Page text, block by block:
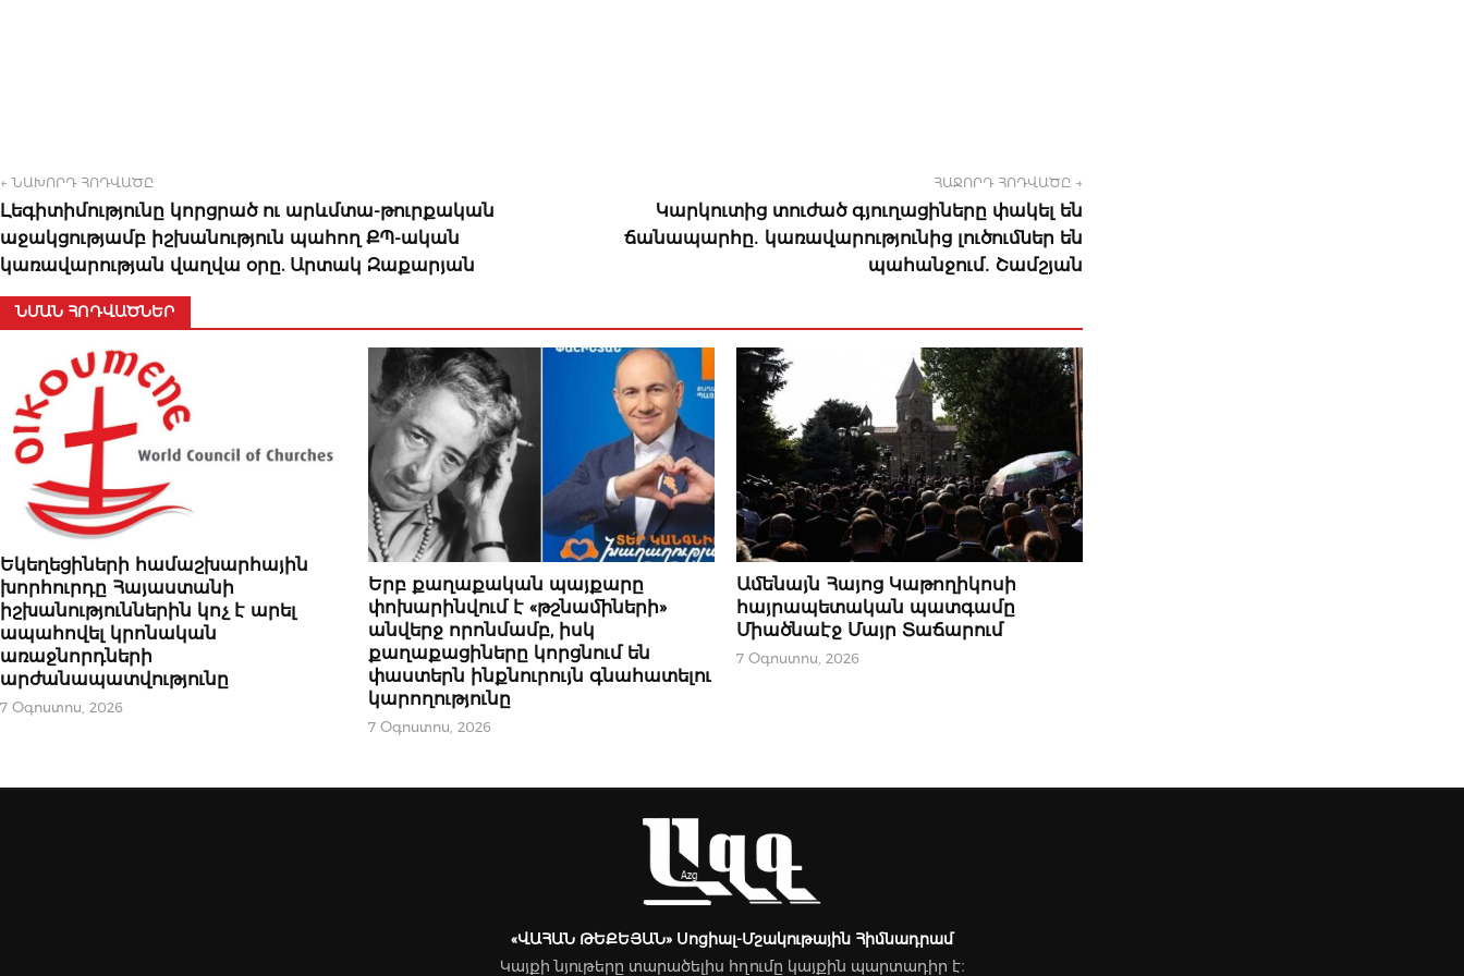
← ՆԱԽՈՐԴ ՀՈԴՎԱԾԸ
Լեգիտիմությունը կորցրած ու արևմտա-թուրքական
աջակցությամբ իշխանություն պահող ՔՊ-ական
կառավարության վաղվա օրը. Արտակ Զաքարյան
ՀԱՋՈՐԴ ՀՈԴՎԱԾԸ →
Կարկուտից տուժած գյուղացիները փակել են
ճանապարհը․ կառավարությունից լուծումներ են
պահանջում․ Շամշյան
ՆՄԱՆ ՀՈԴՎԱԾՆԵՐ
ՀՐԱՊԱՐԱԿԱԽՈՍՈՒԹՅՈՒՆ
Եկեղեցիների համաշխարհային
խորհուրդը Հայաստանի
իշխանություններին կոչ է արել
ապահովել կրոնական
առաջնորդների
արժանապատվությունը
7 Օգոստոս, 2026
ՀՐԱՊԱՐԱԿԱԽՈՍՈՒԹՅՈՒՆ
Երբ քաղաքական պայքարը
փոխարինվում է «թշնամիների»
անվերջ որոնմամբ, իսկ
քաղաքացիները կորցնում են
փաստերն ինքնուրույն գնահատելու
կարողությունը
7 Օգոստոս, 2026
ՆՈՐՈՒԹՅՈՒՆՆԵՐ
Ամենայն Հայոց Կաթողիկոսի
հայրապետական պատգամը
Միածնաէջ Մայր Տաճարում
7 Օգոստոս, 2026
«ՎԱՀԱՆ ԹԵՔԵՅԱՆ» Սոցիալ-Մշակութային Հիմնադրամ
Կայքի նյութերը տարածելիս հղումը կայքին պարտադիր է։